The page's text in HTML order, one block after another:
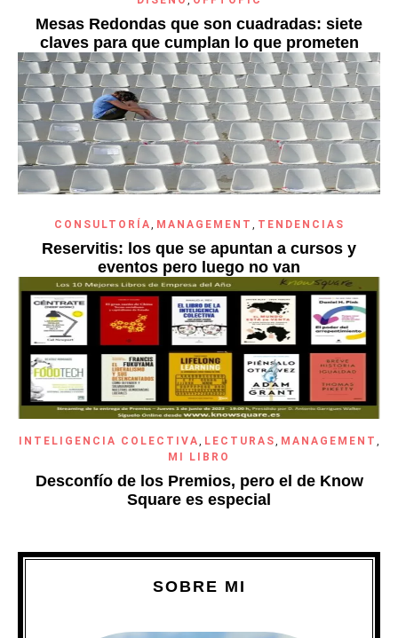
Mesas Redondas que son cuadradas: siete
claves para que cumplan lo que prometen
CONSULTORÍA, MANAGEMENT , TENDENCIAS
Reservitis: los que se apuntan a cursos y
eventos pero luego no van
INTELIGENCIA COLECTIVA, LECTURAS, MANAGEMENT ,
MI LIBRO
Desconfío de los Premios, pero el de Know
Square es especial
SOBRE MI